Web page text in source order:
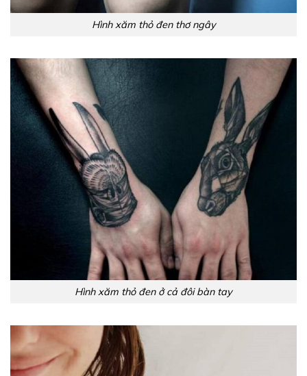
Hình xăm thỏ đen thơ ngây
Hình xăm thỏ đen ở cả đôi bàn tay